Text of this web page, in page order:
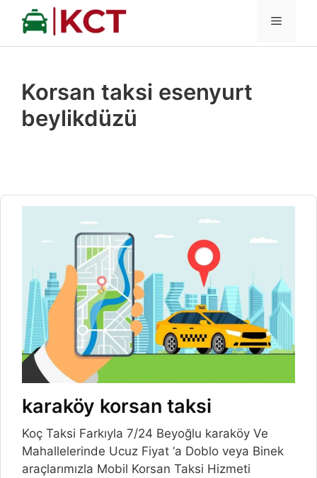
İçeriğe
MENÜ
Korsan taksi esenyurt
beylikdüzü
karaköy korsan taksi
Koç Taksi Farkıyla 7/24 Beyoğlu karaköy Ve
Mahallelerinde Ucuz Fiyat ‘a Doblo veya Binek
araçlarımızla Mobil Korsan Taksi Hizmeti